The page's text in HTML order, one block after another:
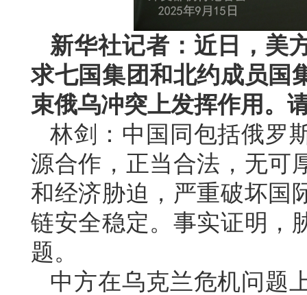
新华社记者：近日，美
求七国集团和北约成员国
束俄乌冲突上发挥作用。
林剑：中国同包括俄罗
源合作，正当合法，无可
和经济胁迫，严重破坏国
链安全稳定。事实证明，
题。
中方在乌克兰危机问题